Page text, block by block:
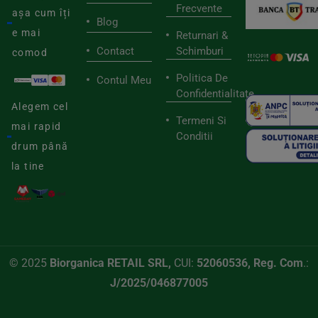
așa cum îți
e mai
comod
Alegem cel
mai rapid
drum până
la tine
Blog
Contact
Contul Meu
Frecvente
Returnari &
Schimburi
Politica De
Confidentialitate
Termeni Si
Conditii
© 2025 Biorganica RETAIL SRL, CUI: 52060536, Reg. Com.:
J/2025/046877005